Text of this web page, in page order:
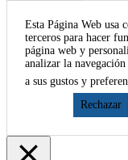
Esta Página Web usa
terceros para hacer
página web y
analizar la
a sus gustos y
Rechazar